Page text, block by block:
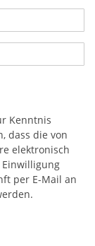
Kenntnis
dass die von
elektronisch
per E-Mail an